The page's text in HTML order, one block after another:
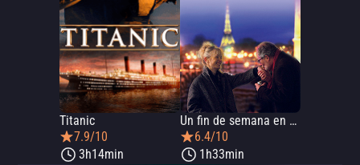
Titanic
7.9/10
3h14min
Un fin de semana en París
6.4/10
1h33min